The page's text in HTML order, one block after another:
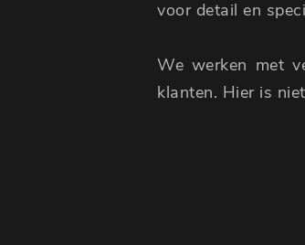
voor detail en
We werken met
klanten. Hier is